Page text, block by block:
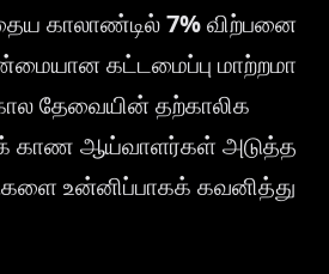
காலாண்டில்7%விற்பனை
கட்டமைப்பு மாற்றமா
தேவையின் தற்காலிக
காண ஆய்வாளர்கள் அடுத்த
உன்னிப்பாகக் கவனித்து